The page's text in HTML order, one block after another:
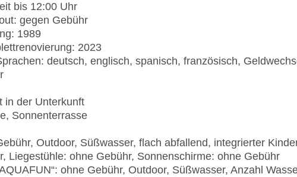
bis 12:00 Uhr
gegen Gebühr
1989
2023
deutsch, englisch, spanisch, französisch,
in der Unterkunft
Sonnenterrasse
Outdoor, Süßwasser, flach abfallend, integrierter
Liegestühle: ohne Gebühr, Sonnenschirme: ohne Gebühr
ohne Gebühr, Outdoor, Süßwasser, Anzahl